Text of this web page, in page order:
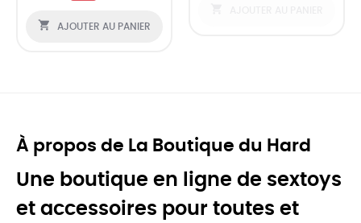
 AJOUTER AU PANIER
À propos de La Boutique du Hard
Une boutique en ligne de sextoys
et accessoires pour toutes et